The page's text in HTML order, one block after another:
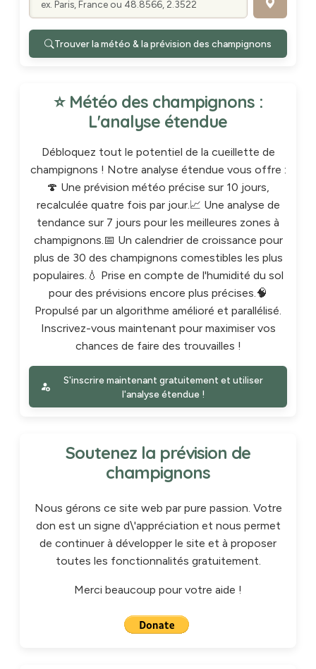
Trouver la météo & la prévision des champignons
⭐ Météo des champignons :
L'analyse étendue
Débloquez tout le potentiel de la cueillette de
champignons ! Notre analyse étendue vous offre :
🍄 Une prévision météo précise sur 10 jours,
recalculée quatre fois par jour.📈 Une analyse de
tendance sur 7 jours pour les meilleures zones à
champignons.📅 Un calendrier de croissance pour
plus de 30 des champignons comestibles les plus
populaires.💧 Prise en compte de l'humidité du sol
pour des prévisions encore plus précises.🧠
Propulsé par un algorithme amélioré et parallélisé.
Inscrivez-vous maintenant pour maximiser vos
chances de faire des trouvailles !
S'inscrire maintenant gratuitement et utiliser
l'analyse étendue !
Soutenez la prévision de
champignons
Nous gérons ce site web par pure passion. Votre
don est un signe d\'appréciation et nous permet
de continuer à développer le site et à proposer
toutes les fonctionnalités gratuitement.
Merci beaucoup pour votre aide !